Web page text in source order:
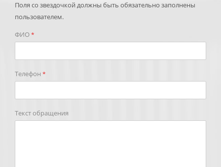
Поля со звездочкой должны быть обязательно заполнены
пользователем.
ФИО*
Телефон *
Текст обращения